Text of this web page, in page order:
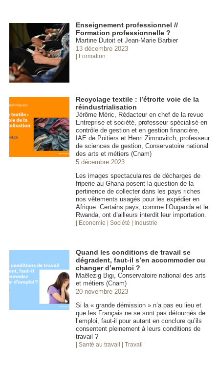
Enseignement professionnel //
Formation professionnelle ?
Martine Dutoit et Jean-Marie Barbier
13 décembre 2023
| Formation
Recyclage textile : l’étroite voie de la
réindustrialisation
Jérôme Méric, Rédacteur en chef de la revue
Entreprise et société, professeur spécialisé en
contrôle de gestion et en gestion financière,
IAE de Poitiers et Henri Zimnovitch, professeur
de sciences de gestion, Conservatoire national
des arts et métiers (Cnam)
5 décembre 2023
Les images spectaculaires de décharges de
friperie au Ghana posent la question de la
pertinence de collecter dans les pays riches
nos vêtements usagés pour les expédier en
Afrique. Certains pays, comme l’Ouganda et le
Rwanda, ont d’ailleurs interdit leur importation.
| Economie | Société | Industrie
Quand les conditions de travail se
dégradent, faut-il s’en accommoder ou
changer d’emploi ?
Maëlezig Bigi, Conservatoire national des arts
et métiers (Cnam)
20 novembre 2023
Si la « grande démission » n’a pas eu lieu et
que les Français ne se sont pas détournés de
l’emploi, faut-il pour autant en conclure qu’ils
consentent pleinement à leurs conditions de
travail ?
| Santé au travail | Travail